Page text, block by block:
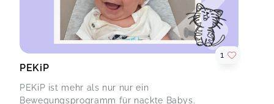
PEKiP
PEKiP ist mehr als nur nur ein
Bewegungsprogramm für nackte Babys.
1